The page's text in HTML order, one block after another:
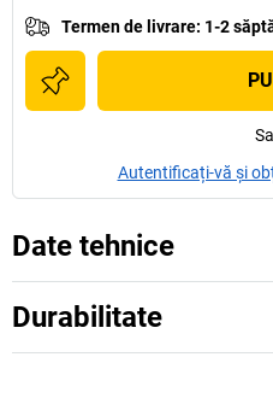
Termen de livrare: 1-2
Autentificați-vă și
Date tehnice
Durabilitate